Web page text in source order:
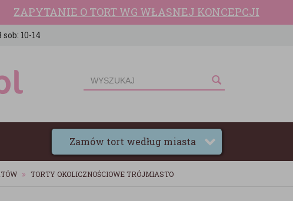
ZAPYTANIE O TORT WG WŁASNEJ KONCEPCJI
10-14
Zamów tort według miasta
TORTY OKOLICZNOŚCIOWE TRÓJMIASTO